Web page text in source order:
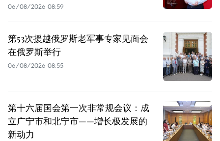
06/08/2026 08:59
第53次援越俄罗斯老军事专家见面会
在俄罗斯举行
06/08/2026 08:55
第十六届国会第一次非常规会议：成
立广宁市和北宁市——增长极发展的
新动力